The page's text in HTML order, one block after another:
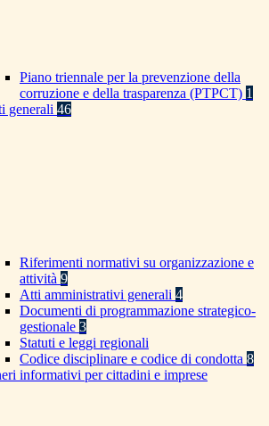
Piano triennale per la prevenzione della
corruzione e della trasparenza (PTPCT) 1
generali 46
Riferimenti normativi su organizzazione e
attività 9
Atti amministrativi generali 4
Documenti di programmazione strategico-
gestionale 3
Statuti e leggi regionali
Codice disciplinare e codice di condotta 8
informativi per cittadini e imprese